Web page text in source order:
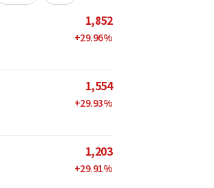
1,852
+29.96%
1,554
+29.93%
1,203
+29.91%